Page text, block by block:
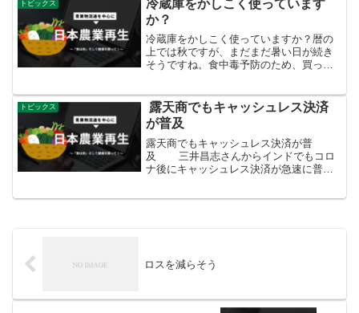
トピックス
冷蔵庫をかしこく使っています
か？
冷蔵庫をかしこく使っていますか？暦の
上では秋ですが、まだまだ暑い日が続き
そうですね。食中毒予防のため、買って
注意を！特に庫内の温度を低く保つた
め、以下のことを守りましょ...
トピックス
露天商でもキャッシュレス決済
が普及
露天商でもキャッシュレス決済が普
及 三井昌志さんからインドでもコロ
ナ後にキャッシュレス決済が急速に普及
ロスを減らそう